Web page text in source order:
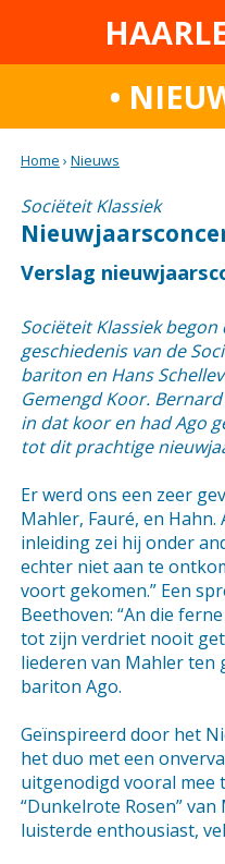
•
Home › Nieuws
Sociëteit Klassiek
Verslag
Sociëteit Klassiek
geschiedenis van de
bariton en Hans
Gemengd Koor.
in dat koor en had Ago
tot dit prachtige
Er werd ons een zeer
Mahler, Fauré, en
inleiding zei hij onder
echter niet aan te
voort gekomen.” Een
Beethoven: “An die
tot zijn verdriet nooit
liederen van Mahler
bariton Ago.
Geïnspireerd door het
het duo met een
uitgenodigd vooral mee
“Dunkelrote Rosen”
luisterde enthousiast,